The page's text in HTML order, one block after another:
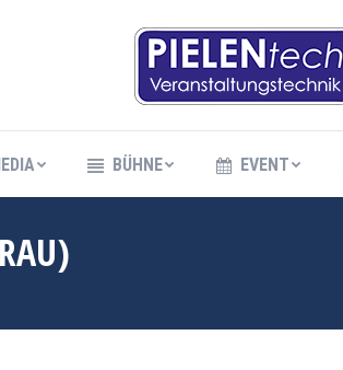
BÜHNE EVENT
BÜHNE EVENT